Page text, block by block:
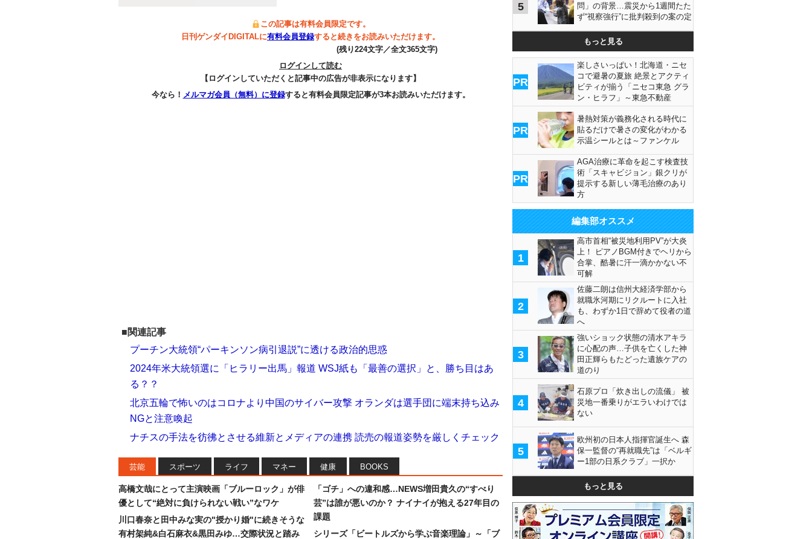
この記事は有料会員限定です。
日刊ゲンダイDIGITALに有料会員登録すると続きをお読みいただけます。
(残り224文字／全文365文字)
ログインして読む
【ログインしていただくと記事中の広告が非表示になります】
今なら！ メルマガ会員（無料）に登録すると有料会員限定記事が3本お読みいただけます。
■関連記事
プーチン大統領“パーキンソン病引退説”に透ける政治的思惑
2024年米大統領選に「ヒラリー出馬」報道 WSJ紙も「最善の選択」と、勝ち目はあ
る？？
北京五輪で怖いのはコロナより中国のサイバー攻撃 オランダは選手団に端末持ち込み
NGと注意喚起
ナチスの手法を彷彿とさせる維新とメディアの連携 読売の報道姿勢を厳しくチェック
芸能 スポーツ ライフ マネー 健康 BOOKS
高橋文哉にとって主演映画「ブルーロック」が俳
優として“絶対に負けられない戦い”なワケ
川口春奈と田中みな実の"授かり婚"に続きそうな
有村架純&白石麻衣&黒田みゆ…交際状況と踏み
「ゴチ」への違和感…NEWS増田貴久の“すべり
芸”は誰が悪いのか？ ナイナイが抱える27年目の
課題
シリーズ「ビートルズから学ぶ音楽理論」～「ブ
5
問」の背景…震災から1週間たた
ず“視察強行”に批判殺到の案の定
もっと見る
PR
楽しさいっぱい！北海道・ニセ
コで避暑の夏旅 絶景とアクティ
ビティが揃う「ニセコ東急 グラ
ン・ヒラフ」～東急不動産
PR
暑熱対策が義務化される時代に
貼るだけで暑さの変化がわかる
示温シールとは～ファンケル
PR
AGA治療に革命を起こす検査技
術「スキャビジョン」銀クリが
提示する新しい薄毛治療のあり
方
編集部オススメ
1
高市首相“被災地利用PV”が大炎
上！ ピアノBGM付きでヘリから
合掌、酷暑に汗一滴かかない不
可解
2
佐藤二朗は信州大経済学部から
就職氷河期にリクルートに入社
も、わずか1日で辞めて役者の道
へ
3
強いショック状態の清水アキラ
に心配の声…子供を亡くした神
田正輝らもたどった遺族ケアの
道のり
4
石原プロ「炊き出しの流儀」 被
災地一番乗りがエラいわけでは
ない
5
欧州初の日本人指揮官誕生へ 森
保一監督の“再就職先”は「ベルギ
ー1部の日系クラブ」一択か
もっと見る